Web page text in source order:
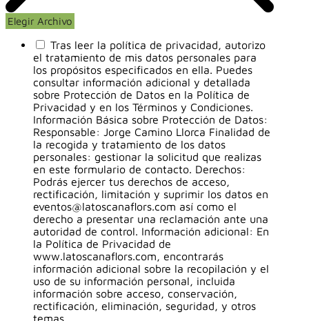
Elegir Archivo
Tras leer la política de privacidad, autorizo
el tratamiento de mis datos personales para
los propósitos especificados en ella. Puedes
consultar información adicional y detallada
sobre Protección de Datos en la Política de
Privacidad y en los Términos y Condiciones.
Información Básica sobre Protección de Datos:
Responsable: Jorge Camino Llorca Finalidad de
la recogida y tratamiento de los datos
personales: gestionar la solicitud que realizas
en este formulario de contacto. Derechos:
Podrás ejercer tus derechos de acceso,
rectificación, limitación y suprimir los datos en
eventos@latoscanaflors.com así como el
derecho a presentar una reclamación ante una
autoridad de control. Información adicional: En
la Política de Privacidad de
www.latoscanaflors.com, encontrarás
información adicional sobre la recopilación y el
uso de su información personal, incluida
información sobre acceso, conservación,
rectificación, eliminación, seguridad, y otros
temas.